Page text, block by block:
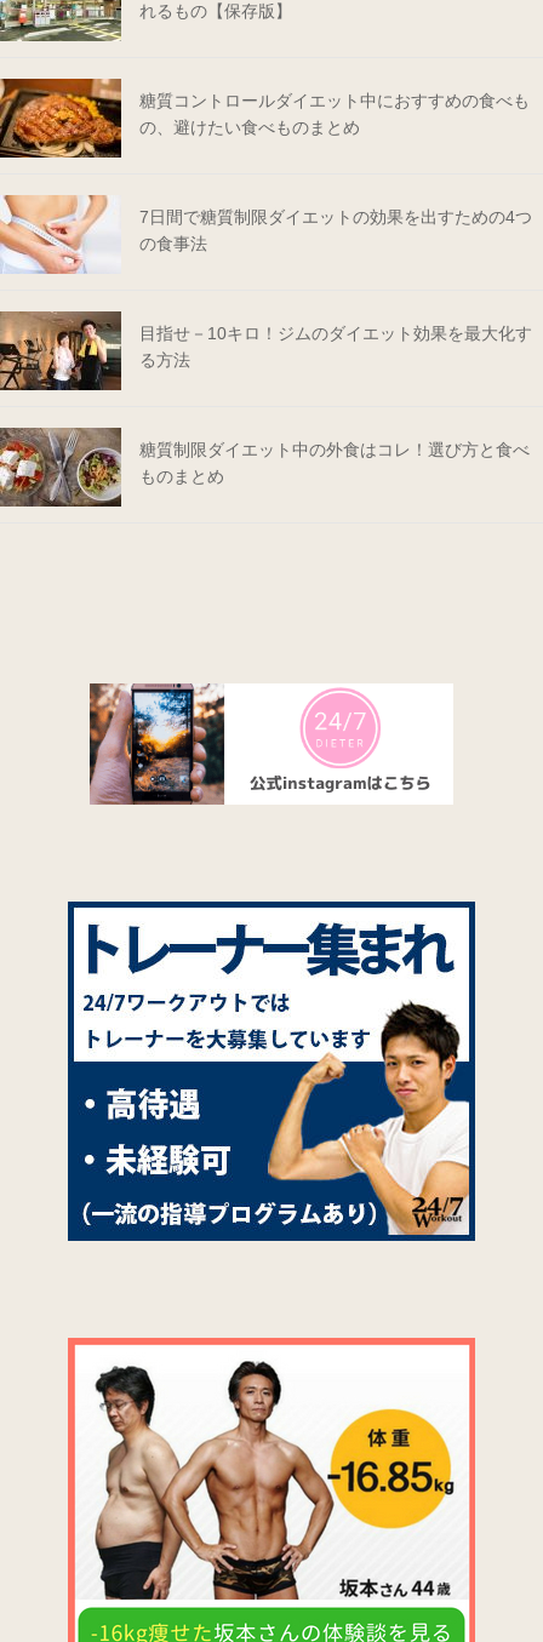
れるもの【保存版】
糖質コントロールダイエット中におすすめの食べも
の、避けたい食べものまとめ
7日間で糖質制限ダイエットの効果を出すための4つ
の食事法
目指せ－10キロ！ジムのダイエット効果を最大化す
る方法
糖質制限ダイエット中の外食はコレ！選び方と食べ
ものまとめ